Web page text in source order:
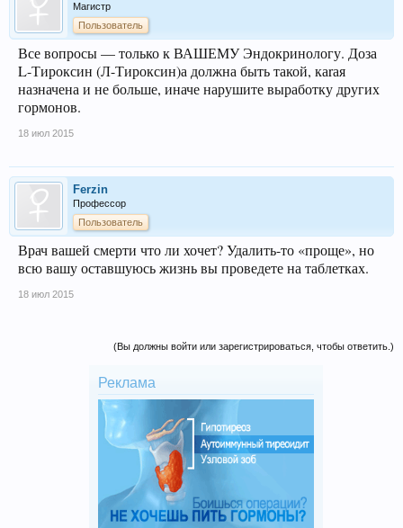
Магистр
Пользователь
Все вопросы — только к ВАШЕМУ Эндокринологу. Доза
L-Тироксин (Л-Тироксин)а должна быть такой, каrая
назначена и не больше, иначе нарушите выработку других
гормонов.
18 июл 2015
Ferzin
Профессор
Пользователь
Врач вашей смерти что ли хочет? Удалить-то «проще», но
всю вашу оставшуюсь жизнь вы проведете на таблетках.
18 июл 2015
(Вы должны войти или зарегистрироваться, чтобы ответить.)
Реклама